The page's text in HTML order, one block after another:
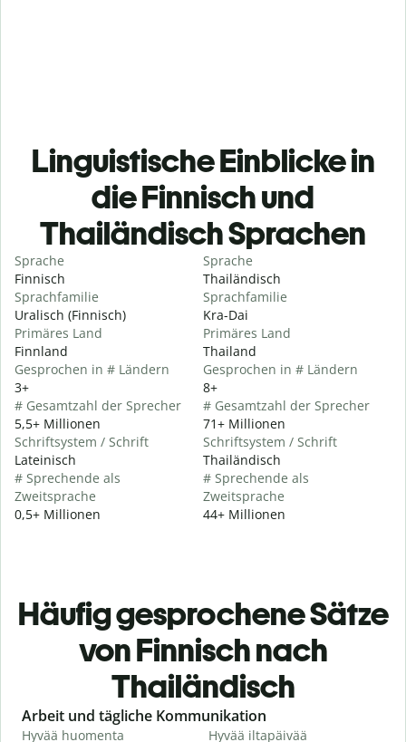
Linguistische Einblicke in
die Finnisch und
Thailändisch Sprachen
Sprache
Finnisch
Sprachfamilie
Uralisch (Finnisch)
Primäres Land
Finnland
Gesprochen in # Ländern
3+
# Gesamtzahl der Sprecher
5,5+ Millionen
Schriftsystem / Schrift
Lateinisch
# Sprechende als
Zweitsprache
0,5+ Millionen
Sprache
Thailändisch
Sprachfamilie
Kra-Dai
Primäres Land
Thailand
Gesprochen in # Ländern
8+
# Gesamtzahl der Sprecher
71+ Millionen
Schriftsystem / Schrift
Thailändisch
# Sprechende als
Zweitsprache
44+ Millionen
Häufig gesprochene Sätze
von Finnisch nach
Thailändisch
Slide 1 of 6
Arbeit und tägliche Kommunikation
Hyvää huomenta
Hyvää iltapäivää